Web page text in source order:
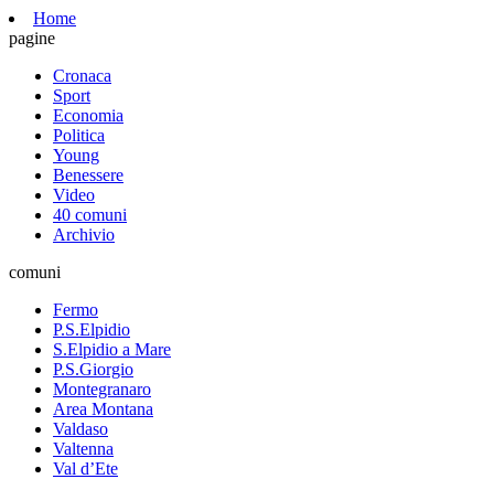
Home
pagine
Cronaca
Sport
Economia
Politica
Young
Benessere
Video
40 comuni
Archivio
comuni
Fermo
P.S.Elpidio
S.Elpidio a Mare
P.S.Giorgio
Montegranaro
Area Montana
Valdaso
Valtenna
Val d’Ete